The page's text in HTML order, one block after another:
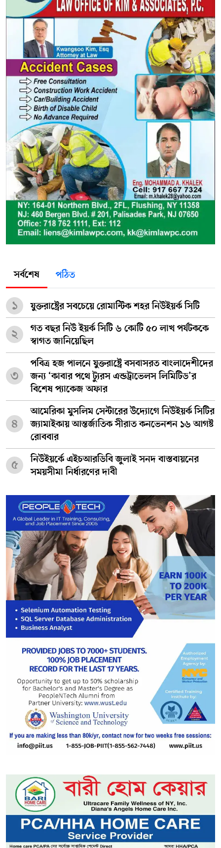
সর্বশেষ পঠিত
১ যুক্তরাষ্ট্রের সবচেয়ে রোমান্টিক শহর নিউইয়র্ক সিটি
২
গত বছর নিউ ইয়র্ক সিটি ৬ কোটি ৫০ লাখ পর্যটককে
স্বাগত জানিয়েছিল
৩
পবিত্র হজ পালনে যুক্তরাষ্ট্রে বসবাসরত বাংলাদেশীদের
জন্য ‘কাবার পথে ট্যুরস এন্ডট্রাভেলস লিমিটিড’র
বিশেষ প্যাকেজ অফার
৪
আমেরিকা মুসলিম সেন্টারের উদ্যোগে নিউইয়র্ক সিটির
জ্যামাইকায় আন্তর্জাতিক সীরাত কনভেনশন ১৬ আগষ্ট
রোববার
৫
নিউইয়র্কে এইচআরডিবি জুলাই সনদ বাস্তবায়নের
সময়সীমা নির্ধারণের দাবী